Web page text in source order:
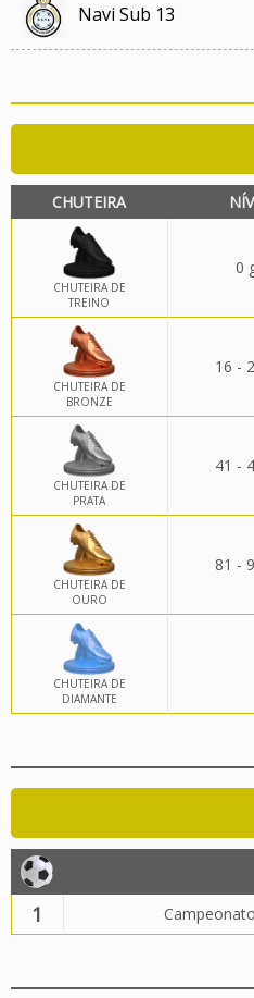
Navi Sub 13
CHUTEIRA
CHUTEIRA DE
TREINO
0
CHUTEIRA DE
BRONZE
16 -
CHUTEIRA DE
PRATA
41 -
CHUTEIRA DE
OURO
81 -
CHUTEIRA DE
DIAMANTE
1